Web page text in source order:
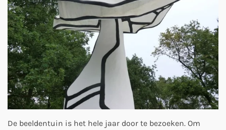
De beeldentuin is het hele jaar door te bezoeken. Om